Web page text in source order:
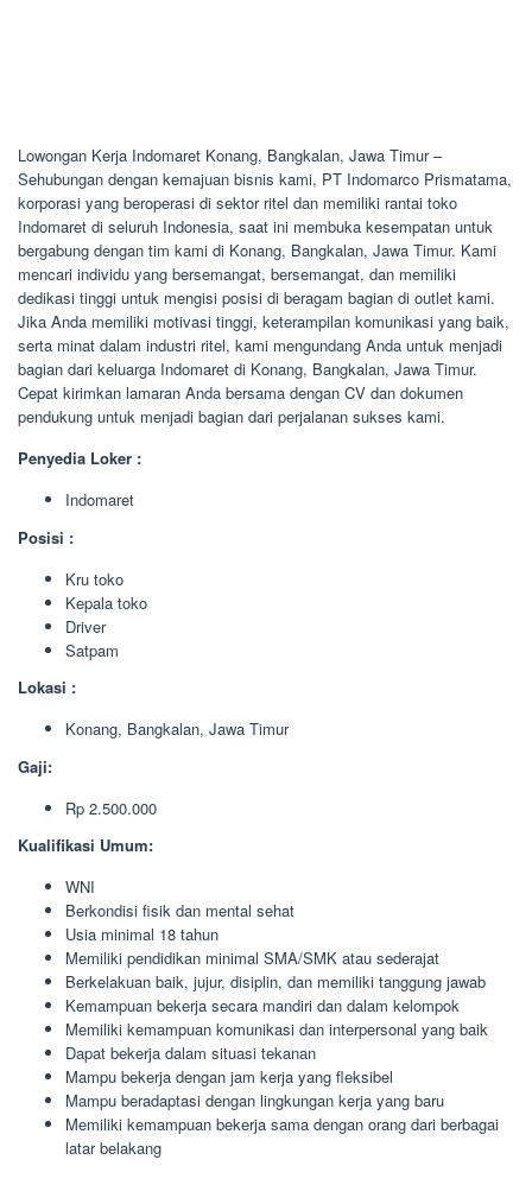
Lowongan Kerja Indomaret Konang, Bangkalan, Jawa Timur –
Sehubungan dengan kemajuan bisnis kami, PT Indomarco Prismatama,
korporasi yang beroperasi di sektor ritel dan memiliki rantai toko
Indomaret di seluruh Indonesia, saat ini membuka kesempatan untuk
bergabung dengan tim kami di Konang, Bangkalan, Jawa Timur. Kami
mencari individu yang bersemangat, bersemangat, dan memiliki
dedikasi tinggi untuk mengisi posisi di beragam bagian di outlet kami.
Jika Anda memiliki motivasi tinggi, keterampilan komunikasi yang baik,
serta minat dalam industri ritel, kami mengundang Anda untuk menjadi
bagian dari keluarga Indomaret di Konang, Bangkalan, Jawa Timur.
Cepat kirimkan lamaran Anda bersama dengan CV dan dokumen
pendukung untuk menjadi bagian dari perjalanan sukses kami.
Penyedia Loker :
Indomaret
Posisi :
Kru toko
Kepala toko
Driver
Satpam
Lokasi :
Konang, Bangkalan, Jawa Timur
Gaji:
Rp 2.500.000
Kualifikasi Umum:
WNI
Berkondisi fisik dan mental sehat
Usia minimal 18 tahun
Memiliki pendidikan minimal SMA/SMK atau sederajat
Berkelakuan baik, jujur, disiplin, dan memiliki tanggung jawab
Kemampuan bekerja secara mandiri dan dalam kelompok
Memiliki kemampuan komunikasi dan interpersonal yang baik
Dapat bekerja dalam situasi tekanan
Mampu bekerja dengan jam kerja yang fleksibel
Mampu beradaptasi dengan lingkungan kerja yang baru
Memiliki kemampuan bekerja sama dengan orang dari berbagai
latar belakang